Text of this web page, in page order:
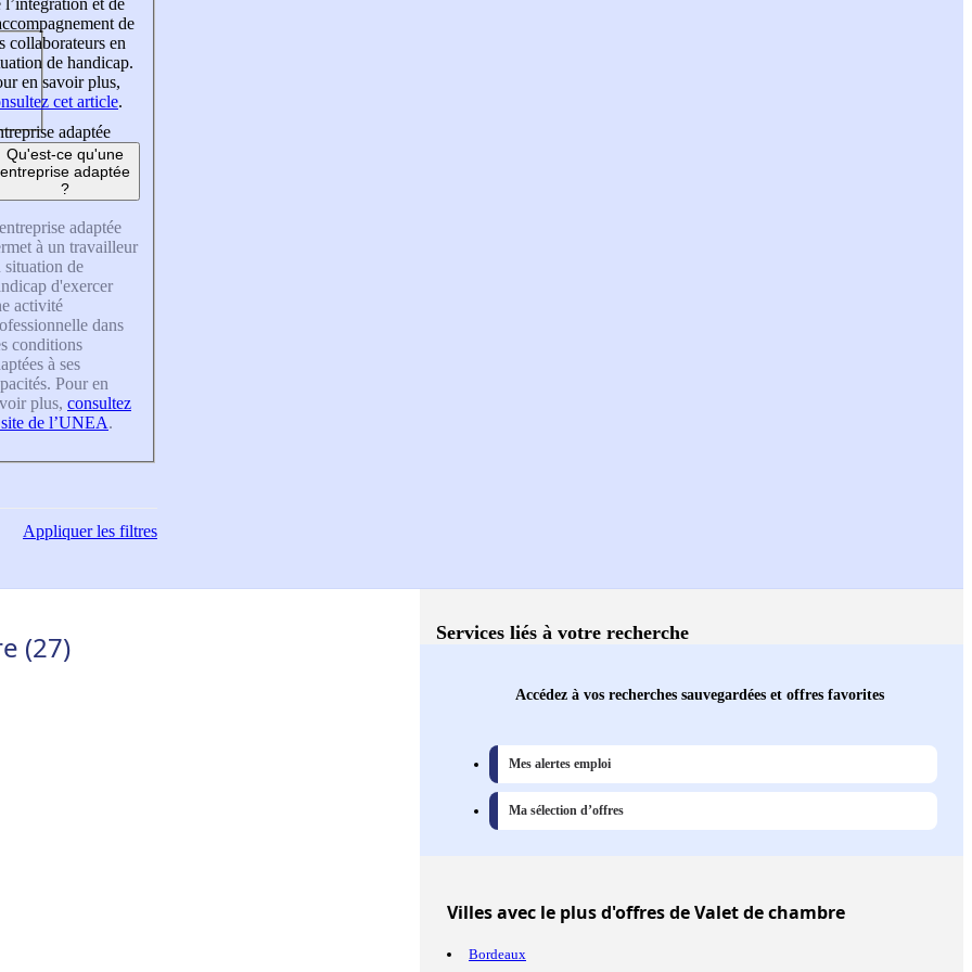
de
collaborateurs en
de handicap.
en savoir plus,
cet article.
adaptée
Qu'est-ce qu'une
entreprise adaptée
?
adaptée
à un travailleur
situation de
d'exercer
activité
dans
conditions
à ses
Pour en
plus, consultez
de l’UNEA.
Appliquerles filtres
(27) Services liés à votre recherche
Accédez à vos recherches sauvegardées et offres favorites
Mes alertes emploi
Ma sélection d’offres
Villesavec le plus d'offres de Valet de chambre
Bordeaux